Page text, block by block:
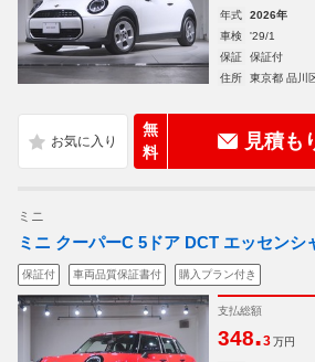
年式 2026年
車検
'29/1
保証
保証付
住所
東京都 品川
無
料
見積も
ミニ
ミニ クーパーC 5ドア DCT エッセンシ
保証付 車両品質保証書付 購入プラン付き
支払総額
348.3 万円